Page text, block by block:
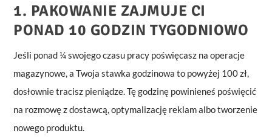
1. PAKOWANIE ZAJMUJE CI
PONAD 10 GODZIN TYGODNIOWO
Jeśli ponad ¼ swojego czasu pracy poświęcasz na operacje
magazynowe, a Twoja stawka godzinowa to powyżej 100 zł,
dosłownie tracisz pieniądze. Tę godzinę powinieneś poświęcić
na rozmowę z dostawcą, optymalizację reklam albo tworzenie
nowego produktu.